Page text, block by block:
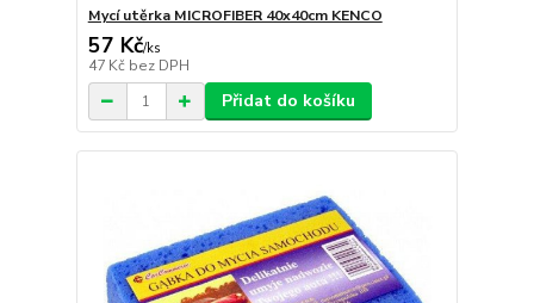
Mycí utěrka MICROFIBER 40x40cm KENCO
57 Kč/ks
47 Kč bez DPH
Přidat do košíku